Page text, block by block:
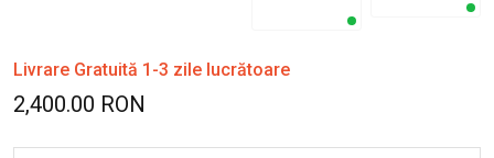
Livrare Gratuită 1-3 zile lucrătoare
2,400.00 RON